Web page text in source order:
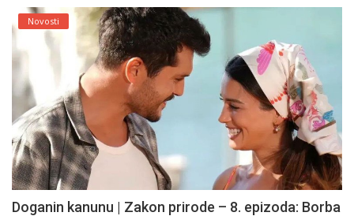
Novosti
Doganin kanunu | Zakon prirode – 8. epizoda: Borba